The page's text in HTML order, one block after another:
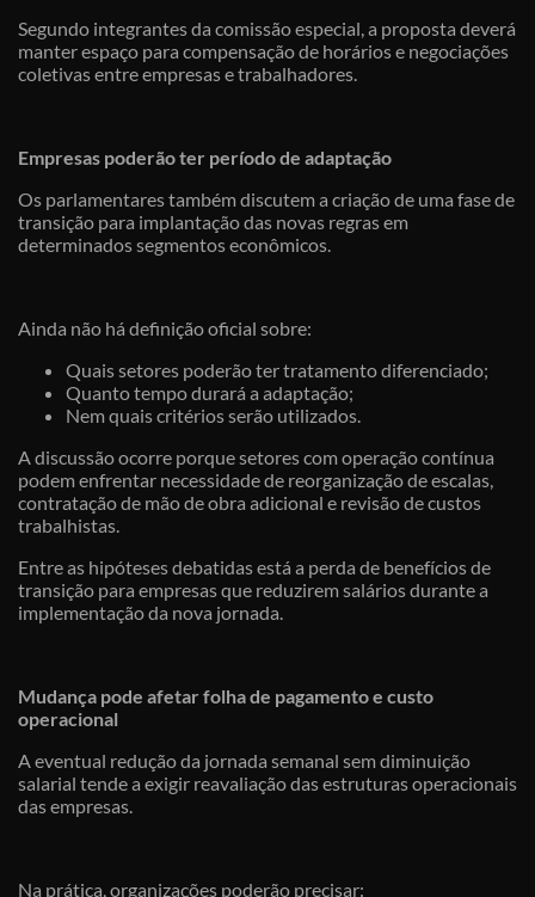
Segundo integrantes da comissão especial, a proposta deverá
manter espaço para compensação de horários e negociações
coletivas entre empresas e trabalhadores.
Empresas poderão ter período de adaptação
Os parlamentares também discutem a criação de uma fase de
transição para implantação das novas regras em
determinados segmentos econômicos.
Ainda não há definição oficial sobre:
Quais setores poderão ter tratamento diferenciado;
Quanto tempo durará a adaptação;
Nem quais critérios serão utilizados.
A discussão ocorre porque setores com operação contínua
podem enfrentar necessidade de reorganização de escalas,
contratação de mão de obra adicional e revisão de custos
trabalhistas.
Entre as hipóteses debatidas está a perda de benefícios de
transição para empresas que reduzirem salários durante a
implementação da nova jornada.
Mudança pode afetar folha de pagamento e custo
operacional
A eventual redução da jornada semanal sem diminuição
salarial tende a exigir reavaliação das estruturas operacionais
das empresas.
Na prática, organizações poderão precisar: